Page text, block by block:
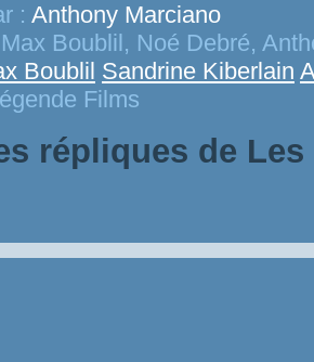
: Anthony Marciano
Max Boublil, Noé Debré,
Boublil Sandrine Kiberlain
Films
répliques de